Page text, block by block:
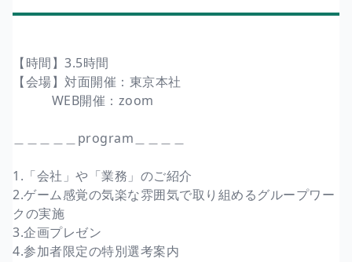
【時間】3.5時間
【会場】対面開催：東京本社
WEB開催：zoom
＿＿＿＿＿program＿＿＿＿
1.「会社」や「業務」のご紹介
2.ゲーム感覚の気楽な雰囲気で取り組めるグループワー
クの実施
3.企画プレゼン
4.参加者限定の特別選考案内